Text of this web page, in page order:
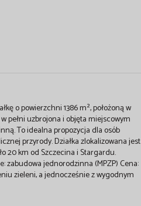
o powierzchni 1386 m², położoną w
pełni uzbrojona i objęta miejscowym
To idealna propozycja dla osób
przyrody. Działka zlokalizowana jest
20 km od Szczecina i Stargardu.
zabudowa jednorodzinna (MPZP) Cena:
zieleni, a jednocześnie z wygodnym